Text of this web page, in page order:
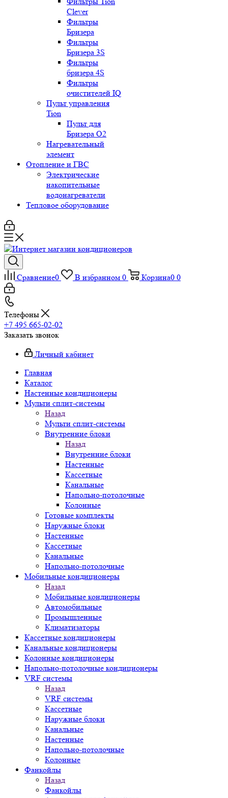
Clever
Фильтры
Бризера
Фильтры
Бризера 3S
Фильтры
бризера 4S
Фильтры
очистителей IQ
Пульт управления
Tion
Пульт для
Бризера O2
Нагревательный
элемент
Отопление и ГВС
Электрические
накопительные
водонагреватели
Тепловое оборудование
Сравнение0 В избранном 0 Корзина0 0
Телефоны
+7 495 665-02-02
Заказать звонок
Личный кабинет
Главная
Каталог
Настенные кондиционеры
Мульти сплит-системы
Назад
Мульти сплит-системы
Внутренние блоки
Назад
Внутренние блоки
Настенные
Кассетные
Канальные
Напольно-потолочные
Колонные
Готовые комплекты
Наружные блоки
Настенные
Кассетные
Канальные
Напольно-потолочные
Мобильные кондиционеры
Назад
Мобильные кондиционеры
Автомобильные
Промышленные
Климатизаторы
Кассетные кондиционеры
Канальные кондиционеры
Колонные кондиционеры
Напольно-потолочные кондиционеры
VRF системы
Назад
VRF системы
Кассетные
Наружные блоки
Канальные
Настенные
Напольно-потолочные
Колонные
Фанкойлы
Назад
Фанкойлы